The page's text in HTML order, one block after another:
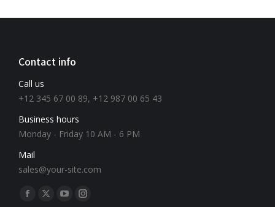
Contact info
Call us
+12 345 67 00 89, +12 987 00 65 43
Business hours
Monday - Friday 10 AM - 6 PM
Mail
sales@your-site.com
Find us on:
Facebook
X
YouTubeInstagram